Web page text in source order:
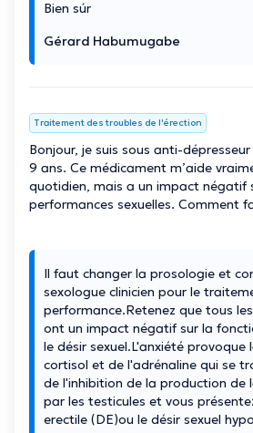
Bien súr
Gérard Habumugabe
Traitement des troubles de l'érection
Bonjour, je suis sous anti-
9 ans. Ce médicament m’aide
quotidien, mais a un impact négatif
performances sexuelles. Comment
Il faut changer la prosologie et
sexologue clinicien pour le
performance.Retenez que tous
ont un impact négatif sur la
le désir sexuel.L'anxiété provoque
cortisol et de l'adrénaline qui se
de l'inhibition de la production de
par les testicules et vous
erectile (DE)ou le désir sexuel